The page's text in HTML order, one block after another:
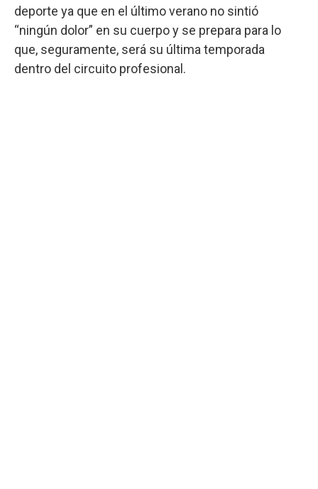
deporte ya que en el último verano no sintió
“ningún dolor” en su cuerpo y se prepara para lo
que, seguramente, será su última temporada
dentro del circuito profesional.